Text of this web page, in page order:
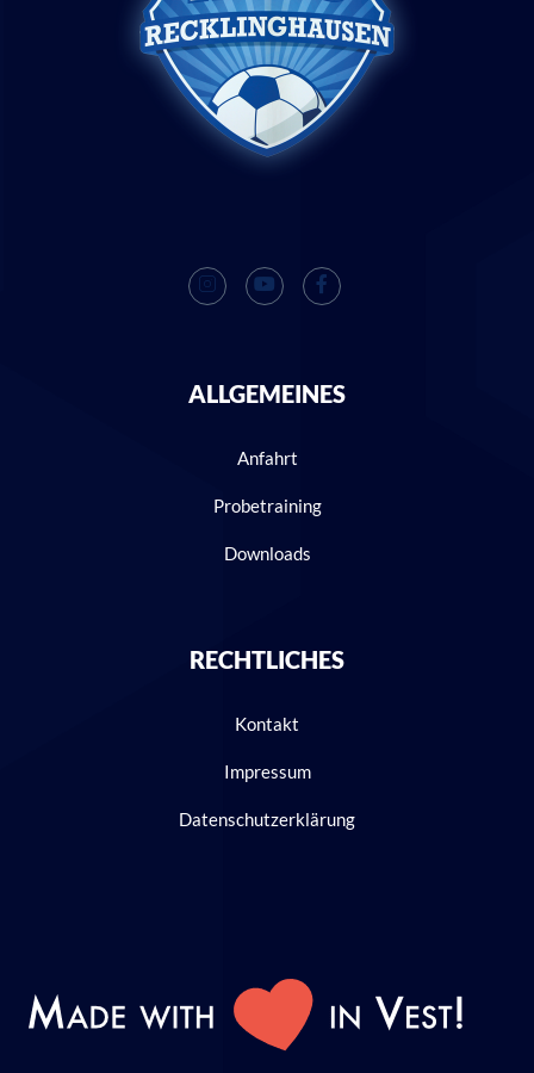
ALLGEMEINES
Anfahrt
Probetraining
Downloads
RECHTLICHES
Kontakt
Impressum
Datenschutzerklärung